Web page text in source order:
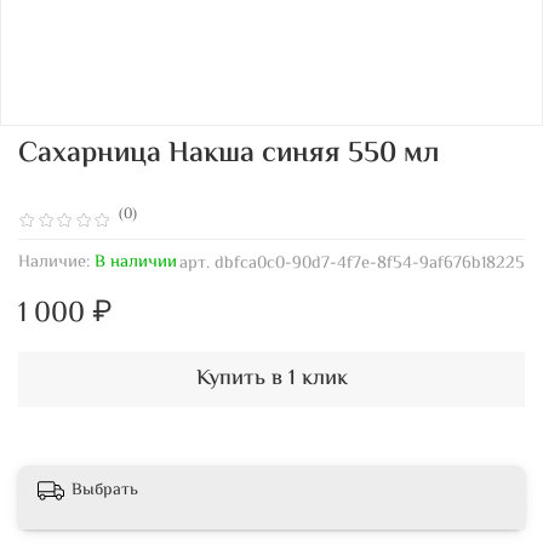
(0)
арт.dbfca0c0-90d7-4f7e-8f54-9af676b18225
Наличие:В наличии
Сахарница Накша синяя 550 мл
1 000 ₽
Купить в 1 клик
Выбрать